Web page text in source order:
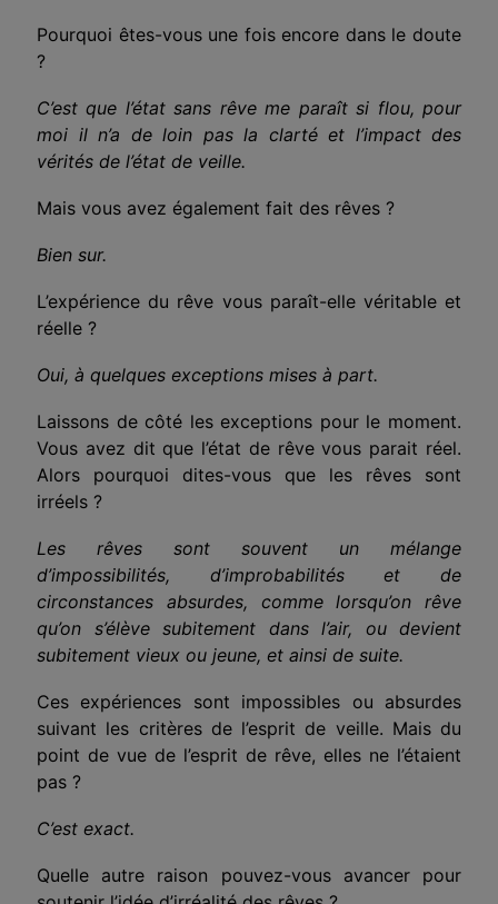
Pourquoi êtes-vous une fois encore dans le doute
?
C’est que l’état sans rêve me paraît si flou, pour
moi il n’a de loin pas la clarté et l’impact des
vérités de l’état de veille.
Mais vous avez également fait des rêves ?
Bien sur.
L’expérience du rêve vous paraît-elle véritable et
réelle ?
Oui, à quelques exceptions mises à part.
Laissons de côté les exceptions pour le moment.
Vous avez dit que l’état de rêve vous parait réel.
Alors pourquoi dites-vous que les rêves sont
irréels ?
Les rêves sont souvent un mélange
d’impossibilités, d’improbabilités et de
circonstances absurdes, comme lorsqu’on rêve
qu’on s’élève subitement dans l’air, ou devient
subitement vieux ou jeune, et ainsi de suite.
Ces expériences sont impossibles ou absurdes
suivant les critères de l’esprit de veille. Mais du
point de vue de l’esprit de rêve, elles ne l’étaient
pas ?
C’est exact.
Quelle autre raison pouvez-vous avancer pour